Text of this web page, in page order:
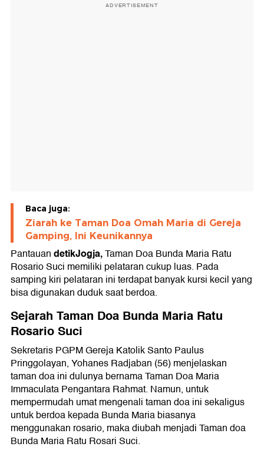
ADVERTISEMENT
Baca juga:
Ziarah ke Taman Doa Omah Maria di Gereja
Gamping, Ini Keunikannya
PantauandetikJogja,Taman Doa Bunda Maria Ratu
Rosario Suci memiliki pelataran cukup luas. Pada
samping kiri pelataran ini terdapat banyak kursi kecil yang
bisa digunakan duduk saat berdoa.
Sejarah Taman Doa Bunda Maria Ratu
Rosario Suci
Sekretaris PGPM Gereja Katolik Santo Paulus
Pringgolayan, Yohanes Radjaban (56) menjelaskan
taman doa ini dulunya bernama Taman Doa Maria
Immaculata Pengantara Rahmat. Namun, untuk
mempermudah umat mengenali taman doa ini sekaligus
untuk berdoa kepada Bunda Maria biasanya
menggunakan rosario, maka diubah menjadi Taman doa
Bunda Maria Ratu Rosari Suci.